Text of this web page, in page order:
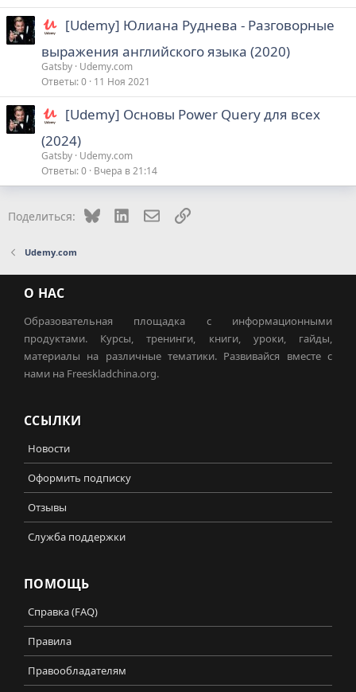
[Udemy] Юлиана Руднева - Разговорные
выражения английского языка (2020)
Gatsby Udemy.com
Ответы 0 11 Ноя 2021
[Udemy] Основы Power Query для всех
(2024)
Gatsby Udemy.com
Ответы 0 Вчера в 21:14
Поделиться: Bluesky LinkedInЭлектронная почта
Ссылка
Udemy.com
О НАС
Образовательная площадка с информационными
продуктами. Курсы, тренинги, книги, уроки, гайды,
материалы на различные тематики. Развивайся вместе с
нами на Freeskladchina.org.
ССЫЛКИ
Новости
Оформить подписку
Отзывы
Служба поддержки
ПОМОЩЬ
Справка (FAQ)
Правила
Правообладателям